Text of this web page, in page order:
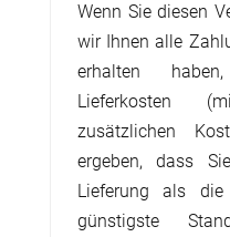
Wenn Sie diesen
wir Ihnen alle
erhalten
Lieferkosten
zusätzlichen
ergeben, dass
Lieferung als
günstigste